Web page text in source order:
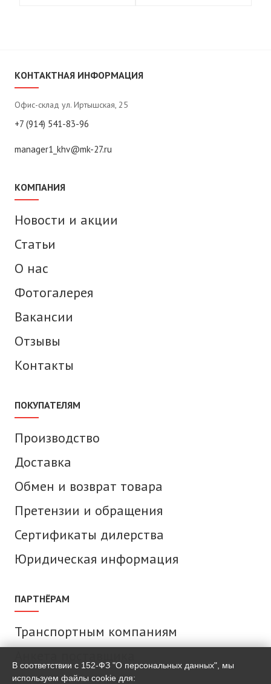
КОНТАКТНАЯ ИНФОРМАЦИЯ
Офис-склад ул. Иртышская, 25
+7 (914) 541-83-96
manager1_khv@mk-27.ru
КОМПАНИЯ
Новости и акции
Статьи
О нас
Фотогалерея
Вакансии
Отзывы
Контакты
ПОКУПАТЕЛЯМ
Производство
Доставка
Обмен и возврат товара
Претензии и обращения
Сертификаты дилерства
Юридическая информация
ПАРТНЁРАМ
Транспортным компаниям
В соответствии с 152-ФЗ "О персональных данных", мы
используем файлы cookie для: